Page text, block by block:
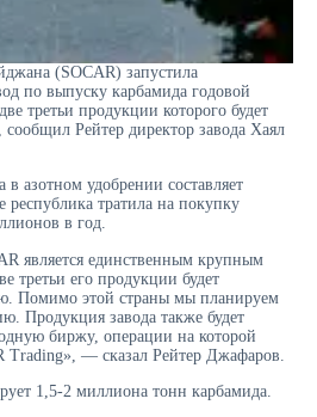
(SOCAR) запустила
по выпуску карбамида годовой
третьи продукции которого будет
Рейтер директор завода Хаял
азотном удобрении составляет
республика тратила на покупку
в год.
является единственным крупным
третьи его продукции будет
Помимо этой страны мы планируем
Продукция завода также будет
биржу, операции на которой
Trading», — сказал Рейтер Джафаров.
1,5-2 миллиона тонн карбамида.